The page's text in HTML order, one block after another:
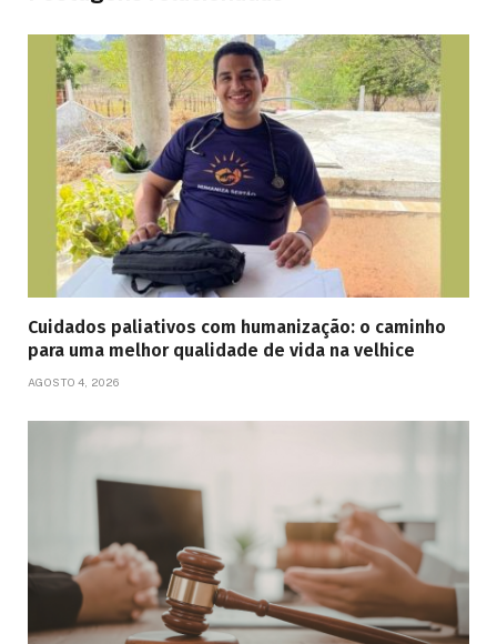
Cuidados paliativos com humanização: o caminho
para uma melhor qualidade de vida na velhice
AGOSTO 4, 2026